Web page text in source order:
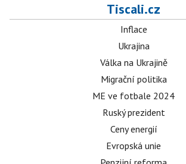
Tiscali.cz
Inflace
Ukrajina
Válka na Ukrajině
Migrační politika
ME ve fotbale 2024
Ruský prezident
Ceny energií
Evropská unie